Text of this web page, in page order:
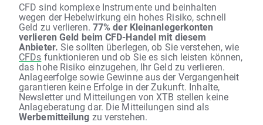
CFD sind komplexe Instrumente und beinhalten
wegen der Hebelwirkung ein hohes Risiko, schnell
Geld zu verlieren. 77% der Kleinanlegerkonten
verlieren Geld beim CFD-Handel mit diesem
Anbieter. Sie sollten überlegen, ob Sie verstehen, wie
CFDs funktionieren und ob Sie es sich leisten können,
das hohe Risiko einzugehen, Ihr Geld zu verlieren.
Anlageerfolge sowie Gewinne aus der Vergangenheit
garantieren keine Erfolge in der Zukunft. Inhalte,
Newsletter und Mitteilungen von XTB stellen keine
Anlageberatung dar. Die Mitteilungen sind als
Werbemitteilung zu verstehen.